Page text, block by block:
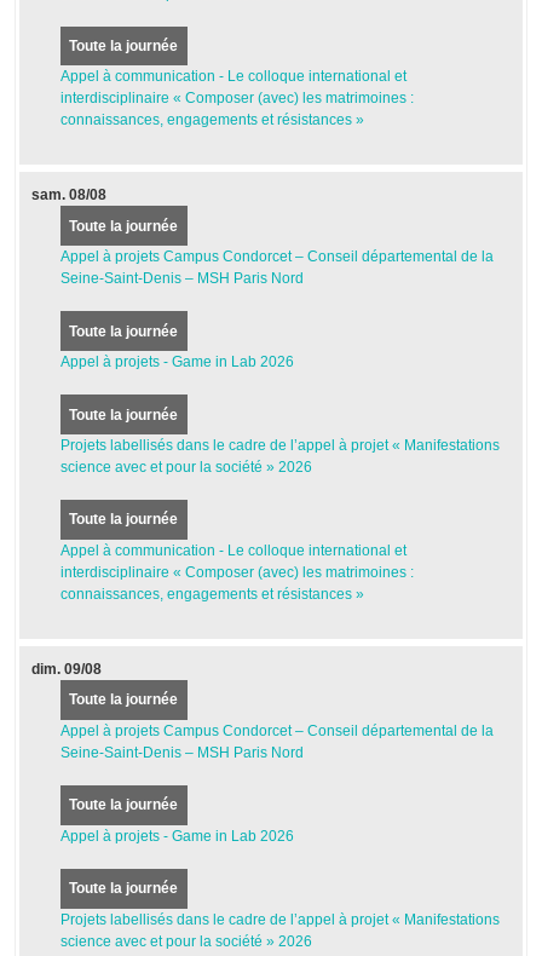
Toute la journée
Appel à communication - Le colloque international et
interdisciplinaire « Composer (avec) les matrimoines :
connaissances, engagements et résistances »
sam.08/08
Toute la journée
Appel à projets Campus Condorcet – Conseil départemental de la
Seine-Saint-Denis – MSH Paris Nord
Toute la journée
Appel à projets - Game in Lab 2026
Toute la journée
Projets labellisés dans le cadre de l’appel à projet « Manifestations
science avec et pour la société » 2026
Toute la journée
Appel à communication - Le colloque international et
interdisciplinaire « Composer (avec) les matrimoines :
connaissances, engagements et résistances »
dim.09/08
Toute la journée
Appel à projets Campus Condorcet – Conseil départemental de la
Seine-Saint-Denis – MSH Paris Nord
Toute la journée
Appel à projets - Game in Lab 2026
Toute la journée
Projets labellisés dans le cadre de l’appel à projet « Manifestations
science avec et pour la société » 2026